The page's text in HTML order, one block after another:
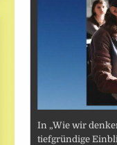
In „Wie wir
tiefgründige